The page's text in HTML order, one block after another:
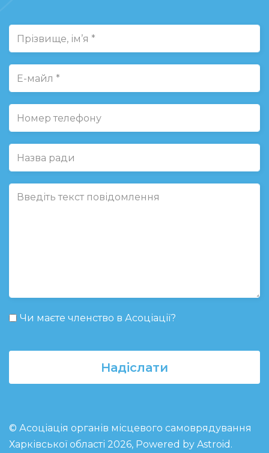
Чи маєте членство в Асоціації?
Надіслати
© Асоціація органів місцевого самоврядування
Харківської області 2026, Powered by Astroid .